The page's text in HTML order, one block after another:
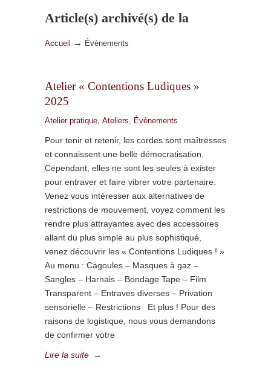
Article(s) archivé(s) de la
catégorieÉvènements
Accueil → Évènements
Atelier « Contentions Ludiques »
2025
Atelier pratique, Ateliers, Évènements
Pour tenir et retenir, les cordes sont maîtresses
et connaissent une belle démocratisation.
Cependant, elles ne sont les seules à exister
pour entraver et faire vibrer votre partenaire.
Venez vous intéresser aux alternatives de
restrictions de mouvement, voyez comment les
rendre plus attrayantes avec des accessoires
allant du plus simple au plus sophistiqué,
venez découvrir les « Contentions Ludiques ! »
Au menu : Cagoules – Masques à gaz –
Sangles – Harnais – Bondage Tape – Film
Transparent – Entraves diverses – Privation
sensorielle – Restrictions Et plus ! Pour des
raisons de logistique, nous vous demandons
de confirmer votre
Lire la suite →